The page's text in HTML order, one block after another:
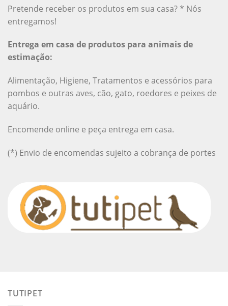
Pretende receber os produtos em sua casa? * Nós
entregamos!
Entrega em casa de produtos para animais de
estimação:
Alimentação, Higiene, Tratamentos e acessórios para
pombos e outras aves, cão, gato, roedores e peixes de
aquário.
Encomende online e peça entrega em casa.
(*) Envio de encomendas sujeito a cobrança de portes
TUTIPET